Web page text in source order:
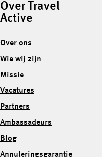
Over Travel
Active
Over ons
Wie wij zijn
Missie
Vacatures
Partners
Ambassadeurs
Blog
Annuleringsgarantie